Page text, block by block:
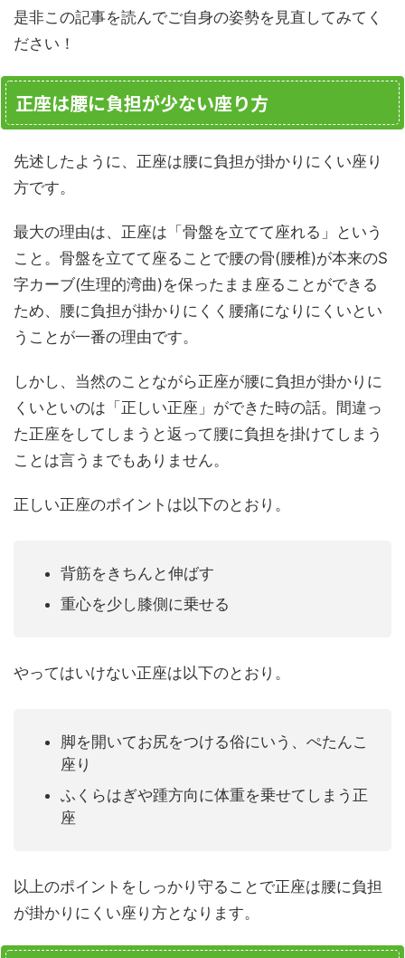
是非この記事を読んでご自身の姿勢を見直してみてく
ださい！
正座は腰に負担が少ない座り方
先述したように、正座は腰に負担が掛かりにくい座り
方です。
最大の理由は、正座は「骨盤を立てて座れる」という
こと。骨盤を立てて座ることで腰の骨(腰椎)が本来のS
字カーブ(生理的湾曲)を保ったまま座ることができる
ため、腰に負担が掛かりにくく腰痛になりにくいとい
うことが一番の理由です。
しかし、当然のことながら正座が腰に負担が掛かりに
くいといのは「正しい正座」ができた時の話。間違っ
た正座をしてしまうと返って腰に負担を掛けてしまう
ことは言うまでもありません。
正しい正座のポイントは以下のとおり。
背筋をきちんと伸ばす
重心を少し膝側に乗せる
やってはいけない正座は以下のとおり。
脚を開いてお尻をつける俗にいう、ぺたんこ
座り
ふくらはぎや踵方向に体重を乗せてしまう正
座
以上のポイントをしっかり守ることで正座は腰に負担
が掛かりにくい座り方となります。